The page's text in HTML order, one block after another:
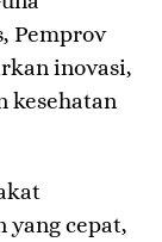
Pemprov
inovasi,
kesehatan
yang cepat,